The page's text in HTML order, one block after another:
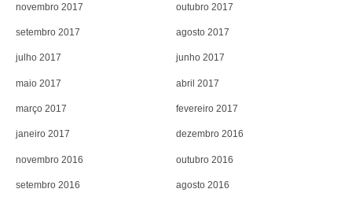
novembro 2017 outubro 2017
setembro 2017 agosto 2017
julho 2017 junho 2017
maio 2017 abril 2017
março 2017 fevereiro 2017
janeiro 2017 dezembro 2016
novembro 2016 outubro 2016
setembro 2016 agosto 2016